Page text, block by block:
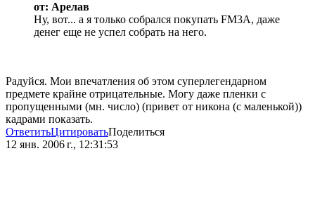
от: Арелав
Ну, вот... а я только собрался покупать FM3A, даже
денег еще не успел собрать на него.
Радуйся. Мои впечатления об этом суперлегендарном
предмете крайне отрицательные. Могу даже пленки с
пропущенными (мн. число) (привет от никона (с маленькой))
кадрами показать.
ОтветитьЦитироватьПоделиться
12 янв. 2006 г., 12:31:53